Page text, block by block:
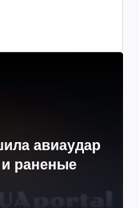
авиаудар
раненые